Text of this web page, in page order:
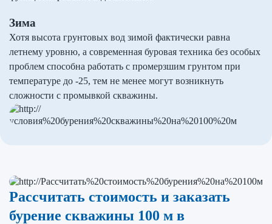
Зима
Хотя высота грунтовых вод зимой фактически равна
летнему уровню, а современная буровая техника без особых
проблем способна работать с промерзшим грунтом при
температуре до -25, тем не менее могут возникнуть
сложности с промывкой скважины.
Рассчитать стоимость и заказать
бурение скважины 100 м в